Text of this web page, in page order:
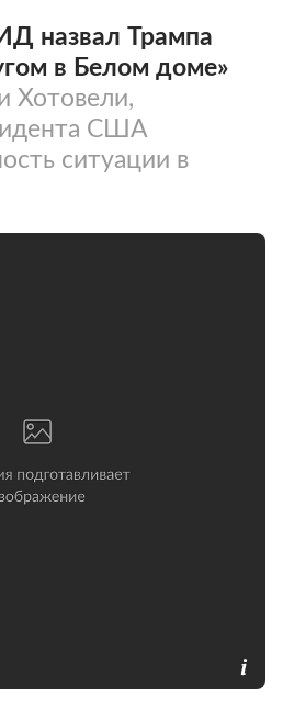
назвал Трампа
в Белом доме»
Хотовели,
США
ситуации в